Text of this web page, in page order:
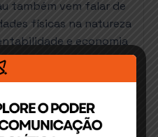
também vem falar de
físicas na natureza
e economia
de Brasília,
ações de
carreira no Cacau e
e notícias e